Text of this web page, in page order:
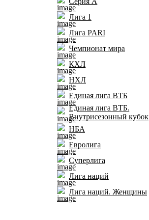
Лига 1
Лига PARI
Чемпионат мира
КХЛ
НХЛ
Единая лига ВТБ
Единая лига ВТБ.
Внутрисезонный кубок
НБА
Евролига
Суперлига
Лига наций
Лига наций. Женщины